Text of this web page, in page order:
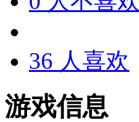
36 人喜欢
游戏信息